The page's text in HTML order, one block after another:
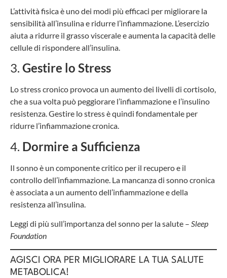
L’attività fisica è uno dei modi più efficaci per migliorare la
sensibilità all’insulina e ridurre l’infiammazione. L’esercizio
aiuta a ridurre il grasso viscerale e aumenta la capacità delle
cellule di rispondere all’insulina.
3. Gestire lo Stress
Lo stress cronico provoca un aumento dei livelli di cortisolo,
che a sua volta può peggiorare l’infiammazione e l’insulino
resistenza. Gestire lo stress è quindi fondamentale per
ridurre l’infiammazione cronica.
4. Dormire a Sufficienza
Il sonno è un componente critico per il recupero e il
controllo dell’infiammazione. La mancanza di sonno cronica
è associata a un aumento dell’infiammazione e della
resistenza all’insulina.
Leggi di più sull’importanza del sonno per la salute – Sleep
Foundation
AGISCI ORA PER MIGLIORARE LA TUA SALUTE
METABOLICA!